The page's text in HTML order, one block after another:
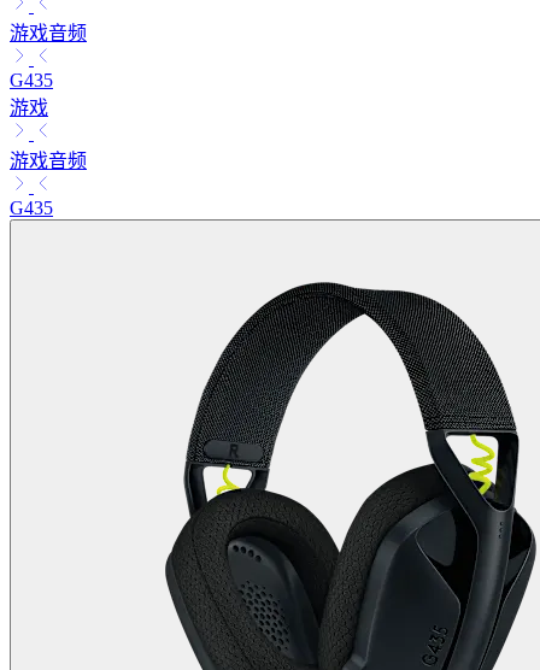
游戏音频
G435
游戏
游戏音频
G435